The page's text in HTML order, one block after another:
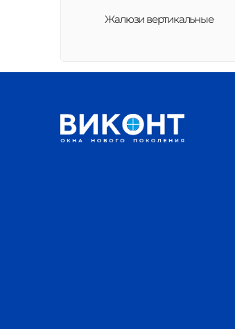
Жалюзи вертикальные